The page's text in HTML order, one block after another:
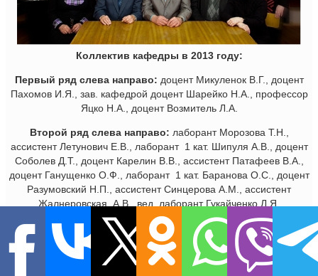
Коллектив кафедры в 2013 году:
Первый ряд слева направо: доцент Микуленок В.Г., доцент
Пахомов И.Я., зав. кафедрой доцент Шарейко Н.А., профессор
Яцко Н.А., доцент Возмитель Л.А.
Второй ряд слева направо: лаборант Морозова Т.Н.,
ассистент Летунович Е.В., лаборант 1 кат. Шипуля А.В., доцент
Соболев Д.Т., доцент Карелин В.В., ассистент Патафеев В.А.,
доцент Ганущенко О.Ф., лаборант 1 кат. Баранова О.С., доцент
Разумовский Н.П., ассистент Синцерова А.М., ассистент
Жалнеровская А.В., вед. лаборант Гукайченко Л.Я.